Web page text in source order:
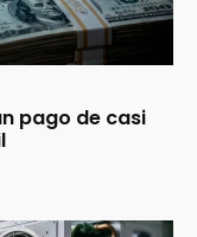
pago de casi